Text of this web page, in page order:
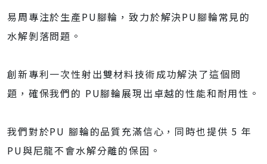
易周專注於生產PU腳輪，致力於解決PU腳輪常見的
水解剝落問題。
創新專利一次性射出雙材料技術成功解決了這個問
題，確保我們的 PU腳輪展現出卓越的性能和耐用性。
我們對於PU 腳輪的品質充滿信心，同時也提供 5 年
PU與尼龍不會水解分離的保固。